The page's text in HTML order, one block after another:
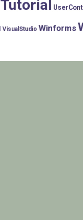
Tutorial
VisualStudio Winforms